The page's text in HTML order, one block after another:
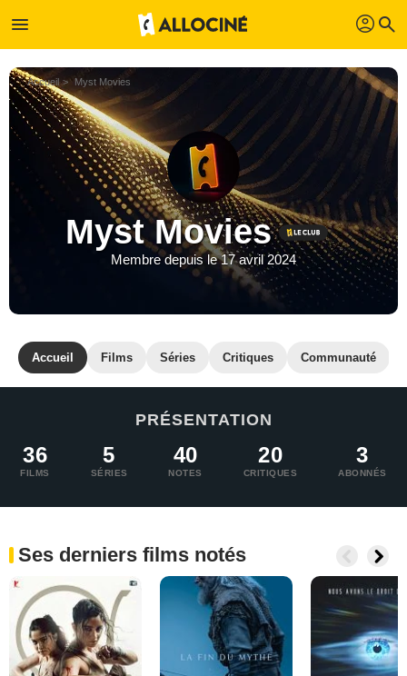
menu profil search
Accueil Myst Movies
Myst Movies
Membre depuis le 17 avril 2024
Accueil Films Séries Critiques Communauté
PRÉSENTATION
36
FILMS
5
SÉRIES
40
NOTES
20
CRITIQUES
3
ABONNÉS
Ses derniers films notés